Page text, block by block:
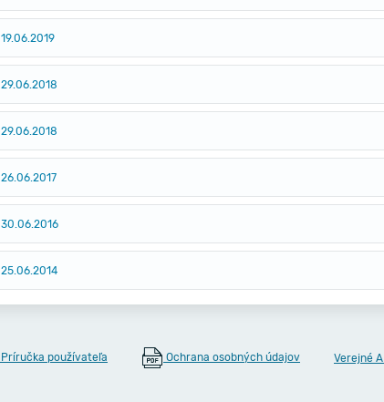
19.06.2019
29.06.2018
29.06.2018
26.06.2017
30.06.2016
25.06.2014
Príručka používateľa Ochrana osobných údajov Verejné